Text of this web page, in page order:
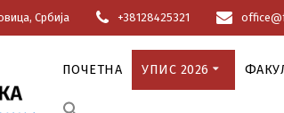
Србија +38128425321
ПОЧЕТНА УПИС 2026